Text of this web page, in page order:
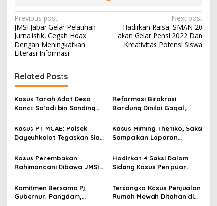
P
o
s
n
a
v
g
a
t
i
o
n
Previous post
JMSI Jabar Gelar Pelatihan
Jurnalistik, Cegah Hoax
Dengan Meningkatkan
Literasi Informasi
Next post
Hadirkan Raisa, SMAN 20
akan Gelar Pensi 2022 Dan
Kreativitas Potensi Siswa
Related Posts
Kasus Tanah Adat Desa
Kanci: Sa’adi bin Sanding
Indah, Dugaan
Dikriminalisasi Menguat
Reformasi Birokrasi
Bandung Dinilai Gagal,
Erwin – Rendiana
Kasus PT MCAB: Polsek
Dayeuhkolot Tegaskan Siap
Menghilang
Kasus Miming Theniko, Saksi
Sampaikan Laporan
Kasus Penembakan
Rahimandani Dibawa JMSI
Hadirkan 4 Saksi Dalam
Sidang Kasus Penipuan
Alias Shasa, Jelaskan Soal
Uang Rp 5 M
Komitmen Bersama Pj
Gubernur, Pangdam,
Tersangka Kasus Penjualan
Rumah Mewah Ditahan di